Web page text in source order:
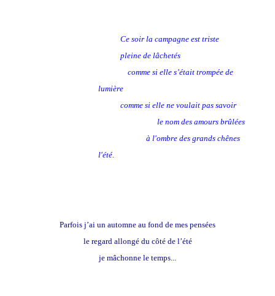
Ce soir la campagne est triste
pleine de lâchetés
comme si elle s’était trompée de
lumière
comme si elle ne voulait pas savoir
le nom des amours brûlées
à l'ombre des grands chênes
l'été.
Parfois j’ai un automne au fond de mes pensées
le regard allongé du côté de l’été
je mâchonne le temps...